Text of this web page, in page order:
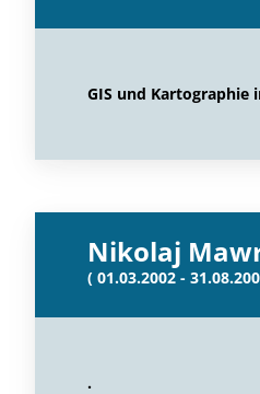
GIS und Kartographie
Nikolaj
( 01.03.2002 -
.